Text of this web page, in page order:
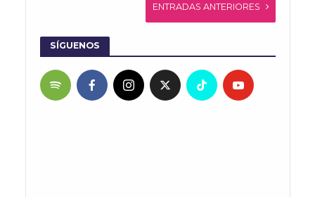
ENTRADAS ANTERIORES
SÍGUENOS